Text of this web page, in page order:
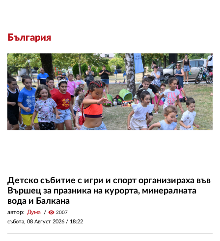
България
Детско събитие с игри и спорт организираха във
Вършец за празника на курорта, минералната
вода и Балкана
автор: Дума visibility 2007
събота, 08 Август 2026 / 18:22